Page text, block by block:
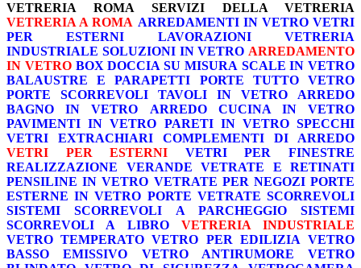
VETRERIA ROMA
SERVIZI DELLA VETRERIA
VETRERIA A ROMA ARREDAMENTI IN VETRO VETRI
PER ESTERNI
LAVORAZIONI
VETRERIA
INDUSTRIALE SOLUZIONI IN VETRO ARREDAMENTO
IN VETRO BOX DOCCIA SU MISURA SCALE IN VETRO
BALAUSTRE E PARAPETTI
PORTE TUTTO VETRO
PORTE SCORREVOLI
TAVOLI IN VETRO
ARREDO
BAGNO IN VETRO
ARREDO CUCINA IN VETRO
PAVIMENTI IN VETRO PARETI IN VETRO SPECCHI
VETRI EXTRACHIARI
COMPLEMENTI DI ARREDO
VETRI PER ESTERNI
VETRI PER FINESTRE
REALIZZAZIONE VERANDE
VETRATE E RETINATI
PENSILINE IN VETRO VETRATE PER NEGOZI PORTE
ESTERNE IN VETRO PORTE VETRATE SCORREVOLI
SISTEMI SCORREVOLI A PARCHEGGIO
SISTEMI
SCORREVOLI A LIBRO
VETRERIA INDUSTRIALE
VETRO TEMPERATO VETRO PER EDILIZIA VETRO
BASSO EMISSIVO
VETRO ANTIRUMORE
VETRO